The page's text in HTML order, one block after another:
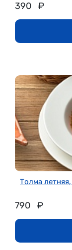
390 ₽
Толма
790 ₽